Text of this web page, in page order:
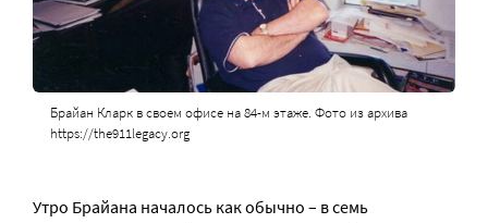
Брайан Кларк в своем офисе на 84-м этаже. Фото из архива
https://the911legacy.org
Утро Брайана началось как обычно – в семь